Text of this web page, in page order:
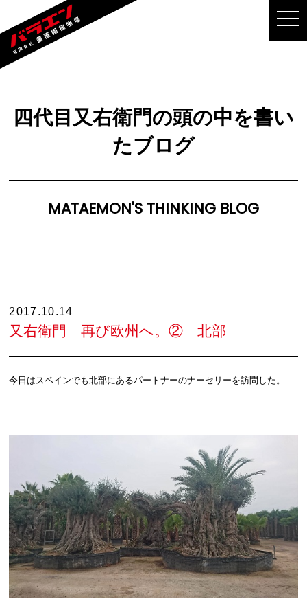
四代目又右衛門の頭の中を書い
たブログ
MATAEMON'S THINKING BLOG
2017.10.14
又右衛門 再び欧州へ。② 北部
今日はスペインでも北部にあるパートナーのナーセリーを訪問した。